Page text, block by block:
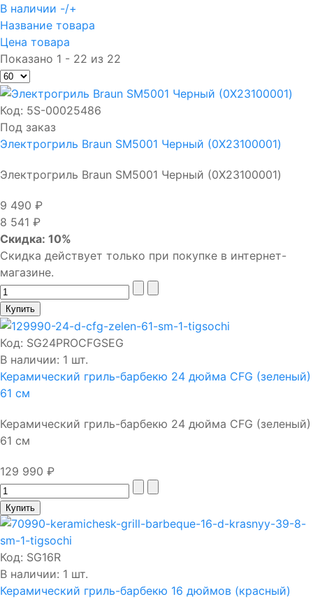
В наличии -/+
Название товара
Цена товара
Показано 1 - 22 из 22
Код: 5S-00025486
Под заказ
Электрогриль Braun SM5001 Черный (0X23100001)
Электрогриль Braun SM5001 Черный (0X23100001)
9 490 ₽
8 541 ₽
Скидка: 10%
Скидка действует только при покупке в интернет-
магазине.
Код: SG24PROCFGSEG
В наличии: 1 шт.
Керамический гриль-барбекю 24 дюйма CFG (зеленый)
61 см
Керамический гриль-барбекю 24 дюйма CFG (зеленый)
61 см
129 990 ₽
Код: SG16R
В наличии: 1 шт.
Керамический гриль-барбекю 16 дюймов (красный)